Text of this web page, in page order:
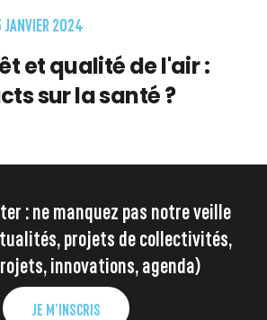
JANVIER 2024
et qualité de l'air :
sur la santé ?
: ne manquez pas notre veille
projets de collectivités,
innovations, agenda)
JE M’INSCRIS